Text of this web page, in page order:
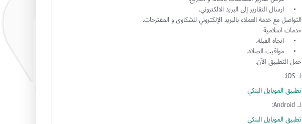
ارسال التقارير إلى البريد الالكتروني.
التواصل مع خدمة العملاء بالبريد الإلكتروني للشكاوى و المقترحات.
خدمات اسلامية
اتجاه القبلة.
مواقيت الصلاة.
حمل التطبيق الآن.
لــ iOS:
تطبيق الموبايل البنكي
لــ Android:
تطبيق الموبايل البنكي